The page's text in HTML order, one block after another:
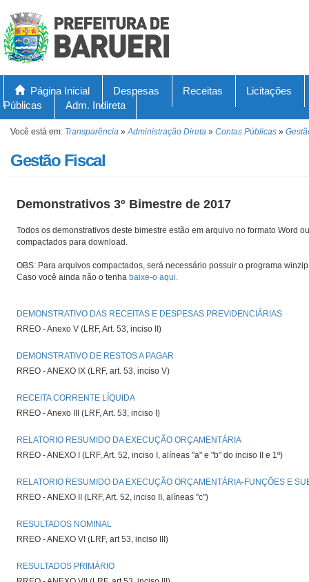
Página Inicial Despesas Receitas
Licitações
Públicas
Adm. Indireta
Você está em: Transparência »Administração Direta » Contas Públicas »
Gestão Fiscal
Demonstrativos 3º Bimestre de 2017
Todos os demonstrativos deste bimestre estão em arquivo no formato Word
compactados para download.
OBS: Para arquivos compactados, será necessário possuir o programa
Caso você ainda não o tenha baixe-o aqui.
DEMONSTRATIVO DAS RECEITAS E DESPESAS PREVIDENCIÁRIAS
RREO - Anexo V (LRF, Art. 53, inciso II)
DEMONSTRATIVO DE RESTOS A PAGAR
RREO - ANEXO IX (LRF, art. 53, inciso V)
RECEITA CORRENTE LÍQUIDA
RREO - Anexo III (LRF, Art. 53, inciso I)
RELATORIO RESUMIDO DA EXECUÇÃO ORÇAMENTÁRIA
RREO - ANEXO I (LRF, Art. 52, inciso I, alíneas "a" e "b" do inciso II e 1º)
RELATORIO RESUMIDO DA EXECUÇÃO ORÇAMENTÁRIA-FUNÇÕES E
RREO - ANEXO II (LRF, Art. 52, inciso II, alíneas "c")
RESULTADOS NOMINAL
RREO - ANEXO VI (LRF, art 53, inciso III)
RESULTADOS PRIMÁRIO